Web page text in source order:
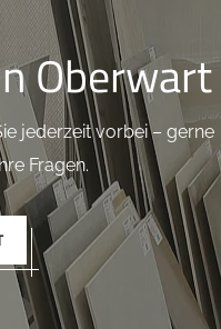
Oberwart
jederzeit vorbei – gerne
Fragen.